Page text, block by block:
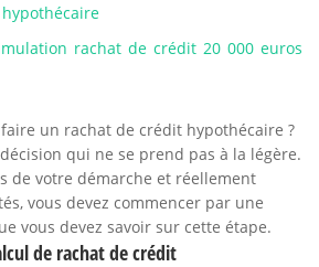
rachat de crédit 20 000 euros
un rachat de crédit hypothécaire ?
qui ne se prend pas à la légère.
de votre démarche et réellement
vous devez commencer par une
vous devez savoir sur cette étape.
de rachat de crédit